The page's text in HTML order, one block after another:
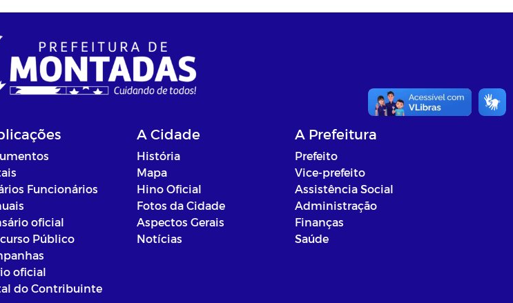
Funcionários
oficial
Público
oficial
do Contribuinte
A Cidade
História
Mapa
Hino Oficial
Fotos da Cidade
Aspectos Gerais
Notícias
A Prefeitura
Prefeito
Vice-prefeito
Assistência Social
Administração
Finanças
Saúde